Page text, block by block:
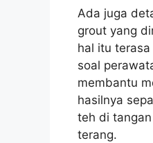
Ada juga
grout yang
hal itu
soal
membantu
hasilnya
teh di
terang.